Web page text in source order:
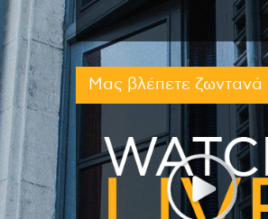
Μας βλέπετε ζωντανά